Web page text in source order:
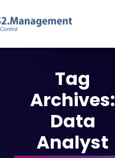
Tag
Archives:
Data
Analyst